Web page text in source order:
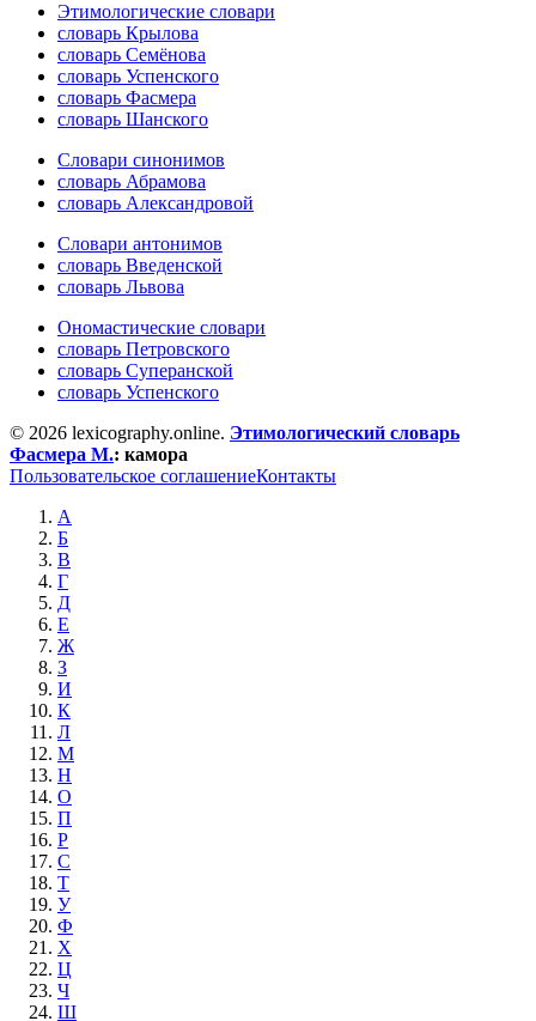
Этимологические словари
словарь Крылова
словарь Семёнова
словарь Успенского
словарь Фасмера
словарь Шанского
Словари синонимов
словарь Абрамова
словарь Александровой
Словари антонимов
словарь Введенской
словарь Львова
Ономастические словари
словарь Петровского
словарь Суперанской
словарь Успенского
© 2026 lexicography.online. Этимологический словарь
Фасмера М.: камора
Пользовательское соглашениеКонтакты
А
Б
В
Г
Д
Е
Ж
З
И
К
Л
М
Н
О
П
Р
С
Т
У
Ф
Х
Ц
Ч
Ш